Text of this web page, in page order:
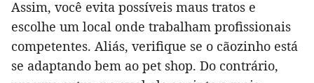
Assim, você evita possíveis maus tratos e
escolhe um local onde trabalham profissionais
competentes. Aliás, verifique se o cãozinho está
se adaptando bem ao pet shop. Do contrário,